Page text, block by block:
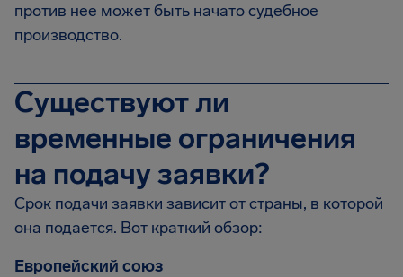
против нее может быть начато судебное
производство.
Существуют ли
временные ограничения
на подачу заявки?
Срок подачи заявки зависит от страны, в которой
она подается. Вот краткий обзор:
Европейский союз